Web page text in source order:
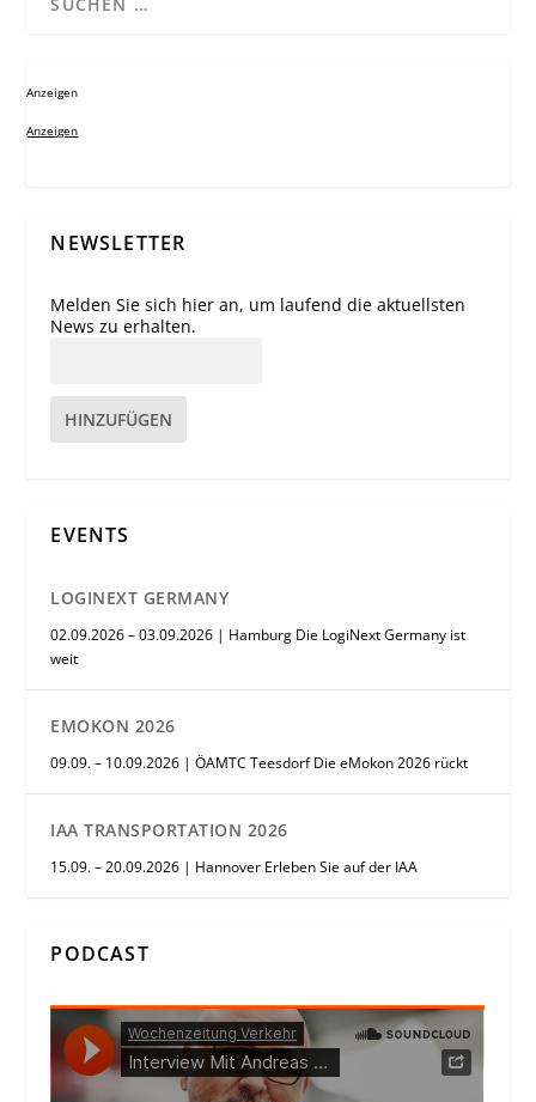
Anzeigen
Anzeigen
NEWSLETTER
Melden Sie sich hier an, um laufend die aktuellsten
News zu erhalten.
HINZUFÜGEN
EVENTS
LOGINEXT GERMANY
02.09.2026 – 03.09.2026 | Hamburg Die LogiNext Germany ist
weit
EMOKON 2026
09.09. – 10.09.2026 | ÖAMTC Teesdorf Die eMokon 2026 rückt
IAA TRANSPORTATION 2026
15.09. – 20.09.2026 | Hannover Erleben Sie auf der IAA
PODCAST